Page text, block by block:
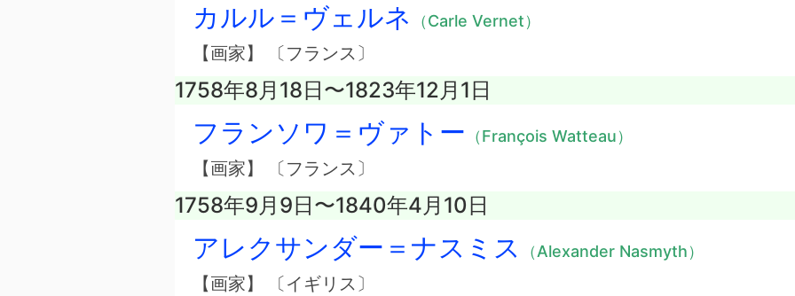
カルル＝ヴェルネ （Carle Vernet）
【画家】 〔フランス〕
1758年8月18日〜1823年12月1日
フランソワ＝ヴァトー （François Watteau）
【画家】 〔フランス〕
1758年9月9日〜1840年4月10日
アレクサンダー＝ナスミス （Alexander Nasmyth）
【画家】 〔イギリス〕